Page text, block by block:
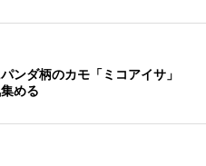
ンダ柄のカモ「ミコアイサ」
める